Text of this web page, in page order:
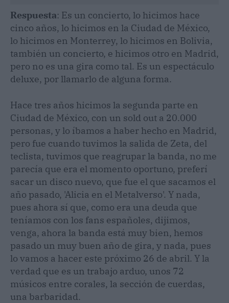
Respuesta: Es un concierto, lo hicimos hace
cinco años, lo hicimos en la Ciudad de México,
lo hicimos en Monterrey, lo hicimos en Bolivia,
también un concierto, e hicimos otro en Madrid,
pero no es una gira como tal. Es un espectáculo
deluxe, por llamarlo de alguna forma.
Hace tres años hicimos la segunda parte en
Ciudad de México, con un sold out a 20.000
personas, y lo íbamos a haber hecho en Madrid,
pero fue cuando tuvimos la salida de Zeta, del
teclista, tuvimos que reagrupar la banda, no me
parecía que era el momento oportuno, preferí
sacar un disco nuevo, que fue el que sacamos el
año pasado, 'Alicia en el Metalverso'. Y nada,
pues ahora sí que, como era una deuda que
teníamos con los fans españoles, dijimos,
venga, ahora la banda está muy bien, hemos
pasado un muy buen año de gira, y nada, pues
lo vamos a hacer este próximo 26 de abril. Y la
verdad que es un trabajo arduo, unos 72
músicos entre corales, la sección de cuerdas,
una barbaridad.